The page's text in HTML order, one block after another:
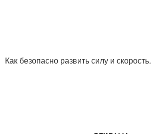
Как безопасно развить силу и скорость.